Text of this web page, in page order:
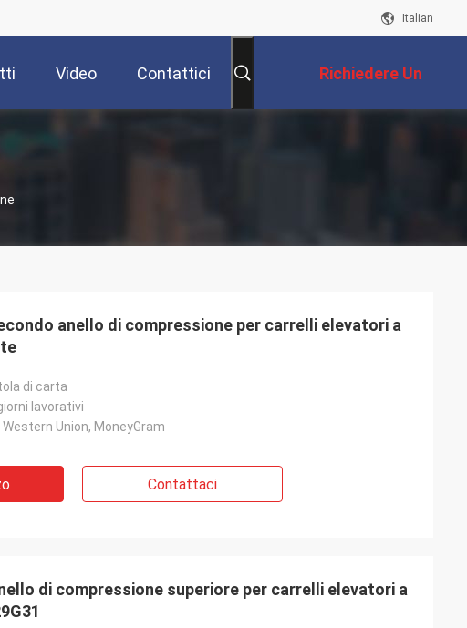
Italian
Video Contattici Richiedere Un
Preventivo
anello di compressione per carrelli elevatori a
di carta
lavorativi
Union, MoneyGram
Contattaci
di compressione superiore per carrelli elevatori a